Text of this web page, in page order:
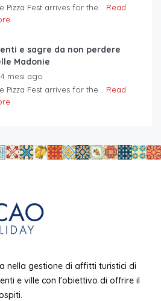
Pizza Fest arrives for the... Read
e sagre da non perdere
Madonie
4 mesi ago
Pizza Fest arrives for the... Read
nella gestione di affitti turistici di
e ville con l'obiettivo di offrire il